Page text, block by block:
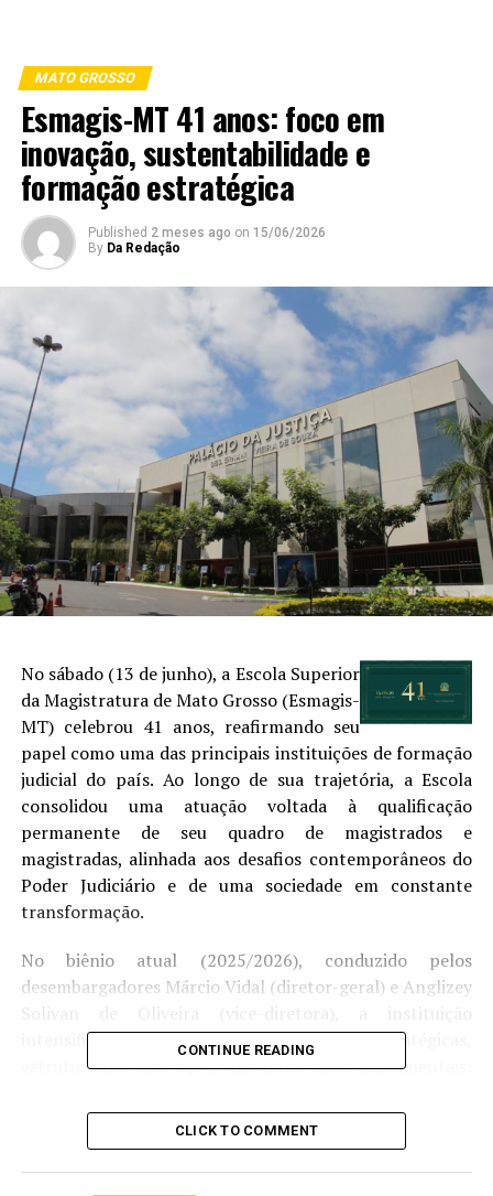
MATO GROSSO
Esmagis-MT 41 anos: foco em
inovação, sustentabilidade e
formação estratégica
Published 2 meses ago on 15/06/2026
By Da Redação
No sábado (13 de junho), a Escola Superior
da Magistratura de Mato Grosso (Esmagis-
MT) celebrou 41 anos, reafirmando seu
papel como uma das principais instituições de formação
judicial do país. Ao longo de sua trajetória, a Escola
consolidou uma atuação voltada à qualificação
permanente de seu quadro de magistrados e
magistradas, alinhada aos desafios contemporâneos do
Poder Judiciário e de uma sociedade em constante
transformação.
No biênio atual (2025/2026), conduzido pelos
desembargadores Márcio Vidal (diretor-geral) e Anglizey
intensificou investimentos em áreas estratégicas,
estruturando suas ações em cinco eixos fundamentais:
Artificial, Comunicação, Deontologia e Economia. A
proposta visa preparar o sistema de justiça para lidar
com temas interdisciplinares e cada vez mais complexos.
CONTINUE READING
CLICK TO COMMENT